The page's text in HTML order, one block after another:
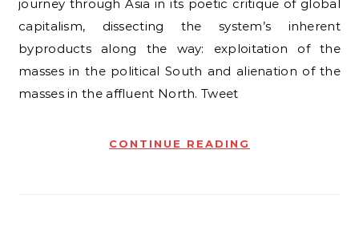
journey through Asia in its poetic critique of global
capitalism, dissecting the system’s inherent
byproducts along the way: exploitation of the
masses in the political South and alienation of the
masses in the affluent North. Tweet
CONTINUE READING